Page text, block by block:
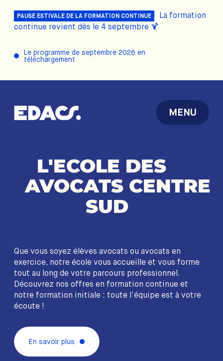
PAUSE ESTIVALE DE LA FORMATION CONTINUE
La formation
continue revient dès le 4 septembre 🍹
Le programme de septembre 2026 en
téléchargement
MENU
L'ECOLE DES
AVOCATS CENTRE
SUD
Que vous soyez élèves avocats ou avocats en
exercice, notre école vous accueille et vous forme
tout au long de votre parcours professionnel.
Découvrez nos offres en formation continue et
notre formation initiale : toute l’équipe est à votre
écoute !
En savoir plus